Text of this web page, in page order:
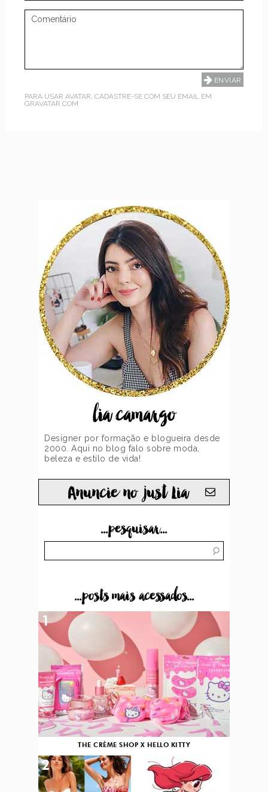
PARA USAR AVATAR, CADASTRE-SE COM SEU EMAIL EM
GRAVATAR.COM
lia camargo
Designer por formação e blogueira desde
2000. Aqui no blog falo sobre moda,
beleza e estilo de vida!
Anuncie no just Lia
...pesquisar...
...posts mais acessados...
THE CRÈME SHOP X HELLO KITTY
1
2 3